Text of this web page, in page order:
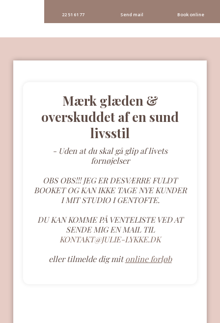
Mærk glæden &
overskuddet af en sund
livsstil
- Uden at du skal gå glip af livets
fornøjelser
OBS OBS!!! JEG ER DESVÆRRE FULDT
BOOKET OG KAN IKKE TAGE NYE KUNDER
I MIT STUDIO I GENTOFTE.
DU KAN KOMME PÅ VENTELISTE VED AT
SENDE MIG EN MAIL TIL
KONTAKT@JULIE-LYKKE.DK
eller tilmelde dig mitonline forløb
22 51 61 77 Send mail Book online